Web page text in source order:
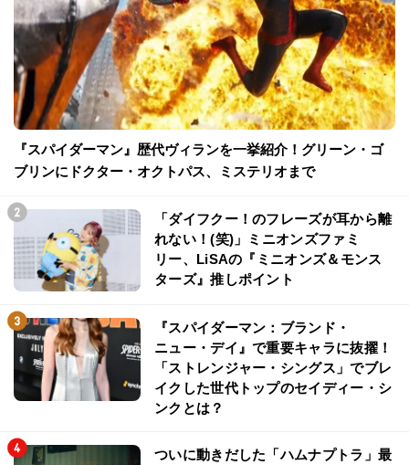
『スパイダーマン』歴代ヴィランを一挙紹介！グリーン・ゴ
ブリンにドクター・オクトパス、ミステリオまで
「ダイフクー！のフレーズが耳から離
れない！(笑)」ミニオンズファミ
リー、LiSAの『ミニオンズ＆モンス
ターズ』推しポイント
『スパイダーマン：ブランド・
ニュー・デイ』で重要キャラに抜擢！
「ストレンジャー・シングス」でブレ
イクした世代トップのセイディー・シ
ンクとは？
ついに動きだした「ハムナプトラ」最